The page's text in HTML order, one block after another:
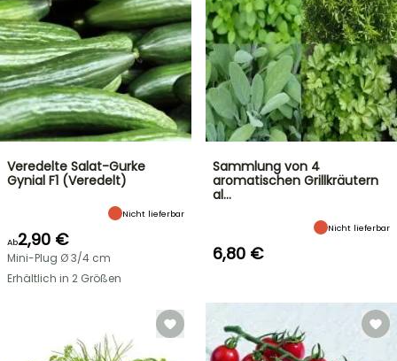
Veredelte Salat-Gurke
Gynial F1 (Veredelt)
Nicht lieferbar
Ab2,90 €
Mini-Plug Ø 3/4 cm
Erhältlich in 2 Größen
Sammlung von 4
aromatischen Grillkräutern
al…
Nicht lieferbar
6,80 €